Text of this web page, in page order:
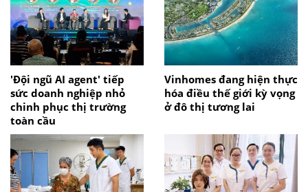
'Đội ngũ AI agent' tiếp
sức doanh nghiệp nhỏ
chinh phục thị trường
toàn cầu
Vinhomes đang hiện thực
hóa điều thế giới kỳ vọng
ở đô thị tương lai